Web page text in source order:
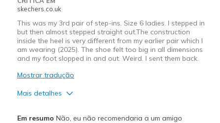
skechers.co.uk
This was my 3rd pair of step-ins. Size 6 ladies. I stepped in
but then almost stepped straight out.The construction
inside the heel is very different from my earlier pair which I
am wearing (2025). The shoe felt too big in all dimensions
and my foot slopped in and out. Weird. I sent them back.
Mostrar tradução
Mais detalhes
Em resumo Não, eu não recomendaria a um amigo